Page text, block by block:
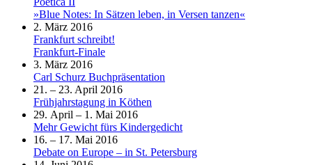
»Blue Notes: In Sätzen leben, in Versen tanzen«
2. März 2016
Frankfurt schreibt!
Frankfurt-Finale
3. März 2016
Carl Schurz Buchpräsentation
21. – 23. April 2016
Frühjahrstagung in Köthen
29. April – 1. Mai 2016
Mehr Gewicht fürs Kindergedicht
16. – 17. Mai 2016
Debate on Europe – in St. Petersburg